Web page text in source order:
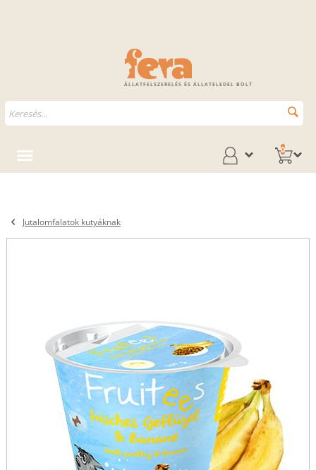
ÁLLATFELSZERELÉS ÉS ÁLLATELEDEL BOLT
0
Jutalomfalatok kutyáknak